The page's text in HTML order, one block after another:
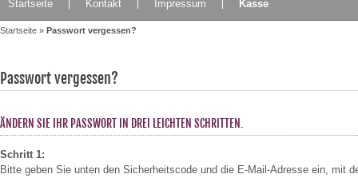
Startseite Kontakt Impressum Kasse
Startseite » Passwort vergessen?
Passwort vergessen?
ÄNDERN SIE IHR PASSWORT IN DREI LEICHTEN SCHRITTEN.
Schritt 1:
Bitte geben Sie unten den Sicherheitscode und die E-Mail-Adresse ein, mit